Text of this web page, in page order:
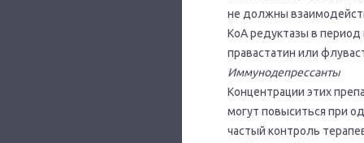
не должны
КоА редуктазы в период
правастатин или
Иммунодепрессанты
Концентрации этих
могут повыситься при
частый контроль